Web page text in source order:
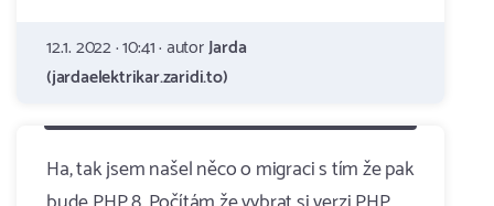
12.1. 2022 · 10:41 · autorJarda
(jardaelektrikar.zaridi.to)
Ha, tak jsem našel něco o migraci s tím že pak